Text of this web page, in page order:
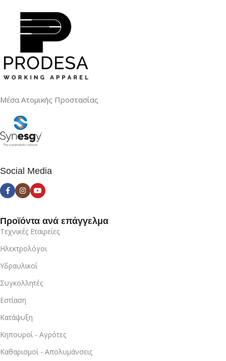
Μέσα Ατομικής Προστασίας
Social Media
Προϊόντα ανά επάγγελμα
Τεχνικές Εταιρείες
Ηλεκτρολόγοι
Υδραυλικοί
Συγκολλητές
Εστίαση
Κατάψυξη
Κηπουροί - Αγρότες
Καθαρισμοί - Απολυμάνσεις